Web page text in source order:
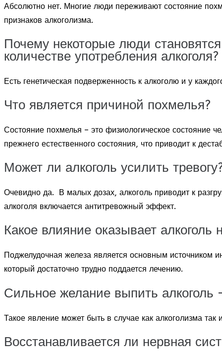
Абсолютно нет. Многие люди переживают состояние
признаков алкоголизма.
Почему некоторые люди
количестве употребления алкоголя?
Есть генетическая подверженность к алкоголю и у
Что является причиной похмелья?
Состояние похмелья – это физиологическое состояние
прежнего естественного состояния, что приводит к
Может ли алкоголь усилить
Очевидно да. В малых дозах, алкоголь приводит к
алкоголя включается антитревожный эффект.
Какое влияние оказывает
Поджелудочная железа является основным источником
который достаточно трудно поддается лечению.
Сильное желание выпить алкоголь
Такое явление может быть в случае как алкоголизма
Восстанавливается ли нервная